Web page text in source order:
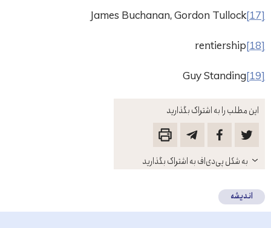
این مطلب را به اشتراک بگذارید
باز
کنید
به شکل پی‌دی‌اف به اشتراک بگذارید
[17]
James Buchanan, Gordon Tullock
[18]
rentiership
[19]
Guy Standing
اندیشه